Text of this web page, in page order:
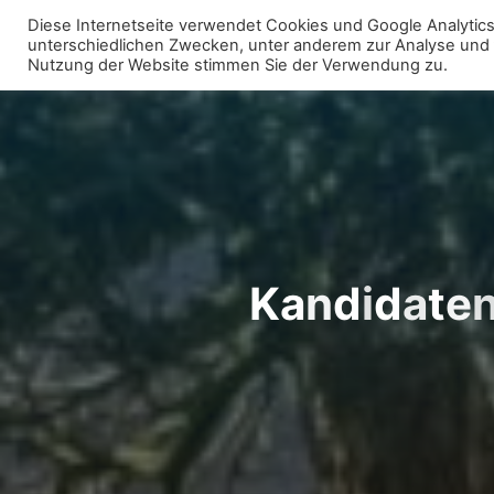
Zum
Inhalt
springen
WIR FÜR UNNA - VEREIN
Kandidate
Diese Internetseite verwendet Cookies und Google
unterschiedlichen Zwecken, unter anderem zur Analyse
Nutzung der Website stimmen Sie der Verwendung zu.